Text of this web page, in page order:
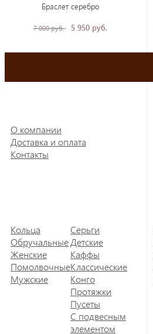
Браслет серебро
7 000 руб. 5 950 руб.
О компании
Доставка и оплата
Контакты
Кольца
Обручальные
Женские
Помолвочные
Мужские
Серьги
Детские
Каффы
Классические
Конго
Протяжки
Пусеты
С подвесным
элементом